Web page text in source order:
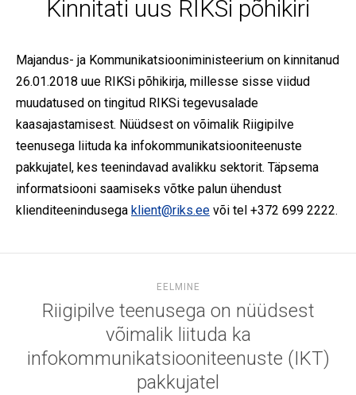
Kinnitati uus RIKSi põhikiri
Majandus- ja Kommunikatsiooniministeerium on kinnitanud
26.01.2018 uue RIKSi põhikirja, millesse sisse viidud
muudatused on tingitud RIKSi tegevusalade
kaasajastamisest. Nüüdsest on võimalik Riigipilve
teenusega liituda ka infokommunikatsiooniteenuste
pakkujatel, kes teenindavad avalikku sektorit. Täpsema
informatsiooni saamiseks võtke palun ühendust
klienditeenindusega klient@riks.ee või tel +372 699 2222.
EELMINE
Riigipilve teenusega on nüüdsest
võimalik liituda ka
infokommunikatsiooniteenuste (IKT)
pakkujatel